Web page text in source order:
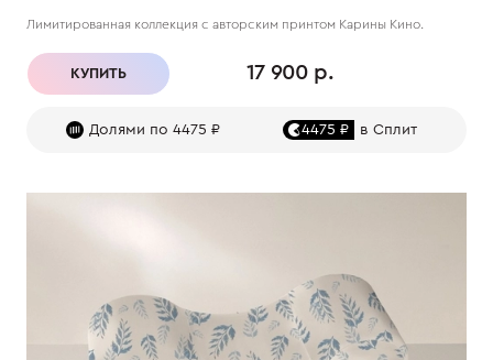
Лимитированная коллекция с авторским принтом Карины Кино.
КУПИТЬ 17 900 р.
Долями по 4475 ₽ 4475 ₽ в Сплит